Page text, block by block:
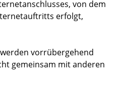
von dem
erfolgt,
vorrübergehend
gemeinsam mit anderen